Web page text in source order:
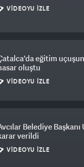
VIDEOYU İZLE
eğitim
oluştu
VIDEOYU İZLE
Belediye
verildi
VIDEOYU İZLE